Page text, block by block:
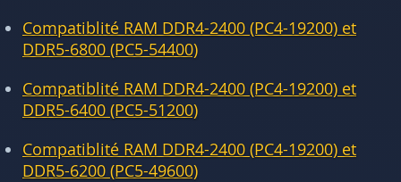
Compatiblité RAM DDR4-2400 (PC4-19200) et
DDR5-6800 (PC5-54400)
Compatiblité RAM DDR4-2400 (PC4-19200) et
DDR5-6400 (PC5-51200)
Compatiblité RAM DDR4-2400 (PC4-19200) et
DDR5-6200 (PC5-49600)